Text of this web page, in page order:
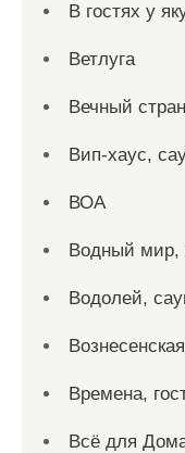
В гостях у
Ветлуга
Вечный
Вип-хаус,
ВОА
Водный мир,
Водолей,
Времена,
Всё для